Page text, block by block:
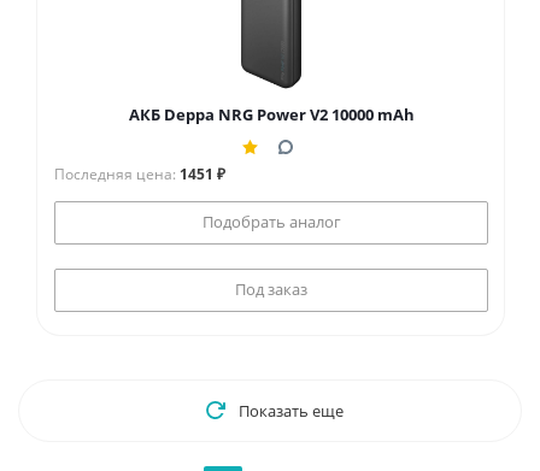
АКБ Deppa NRG Power V2 10000 mAh
Последняя цена: 1451 ₽
Подобрать аналог
Под заказ
Показать еще